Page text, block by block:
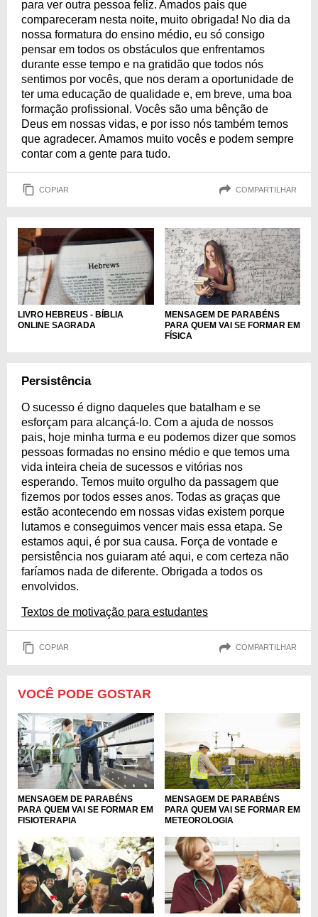
para ver outra pessoa feliz. Amados pais que
compareceram nesta noite, muito obrigada! No dia da
nossa formatura do ensino médio, eu só consigo
pensar em todos os obstáculos que enfrentamos
durante esse tempo e na gratidão que todos nós
sentimos por vocês, que nos deram a oportunidade de
ter uma educação de qualidade e, em breve, uma boa
formação profissional. Vocês são uma bênção de
Deus em nossas vidas, e por isso nós também temos
que agradecer. Amamos muito vocês e podem sempre
contar com a gente para tudo.
COPIAR COMPARTILHAR
LIVRO HEBREUS - BÍBLIA
ONLINE SAGRADA
MENSAGEM DE PARABÉNS
PARA QUEM VAI SE FORMAR EM
FÍSICA
Persistência
O sucesso é digno daqueles que batalham e se
esforçam para alcançá-lo. Com a ajuda de nossos
pais, hoje minha turma e eu podemos dizer que somos
pessoas formadas no ensino médio e que temos uma
vida inteira cheia de sucessos e vitórias nos
esperando. Temos muito orgulho da passagem que
fizemos por todos esses anos. Todas as graças que
estão acontecendo em nossas vidas existem porque
lutamos e conseguimos vencer mais essa etapa. Se
estamos aqui, é por sua causa. Força de vontade e
persistência nos guiaram até aqui, e com certeza não
faríamos nada de diferente. Obrigada a todos os
envolvidos.
Textos de motivação para estudantes
COPIAR COMPARTILHAR
VOCÊ PODE GOSTAR
MENSAGEM DE PARABÉNS
PARA QUEM VAI SE FORMAR EM
FISIOTERAPIA
MENSAGEM DE PARABÉNS
PARA QUEM VAI SE FORMAR EM
METEOROLOGIA